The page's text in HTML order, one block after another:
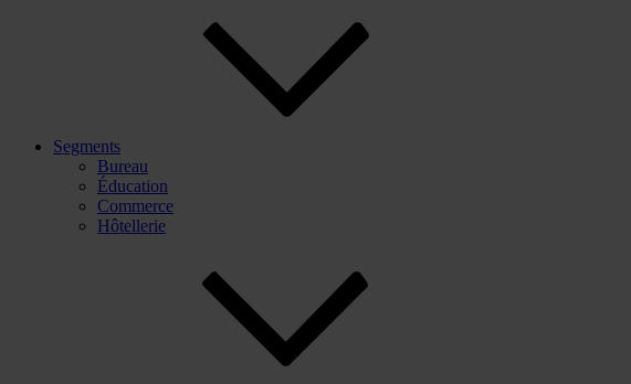
Segments
Bureau
Éducation
Commerce
Hôtellerie